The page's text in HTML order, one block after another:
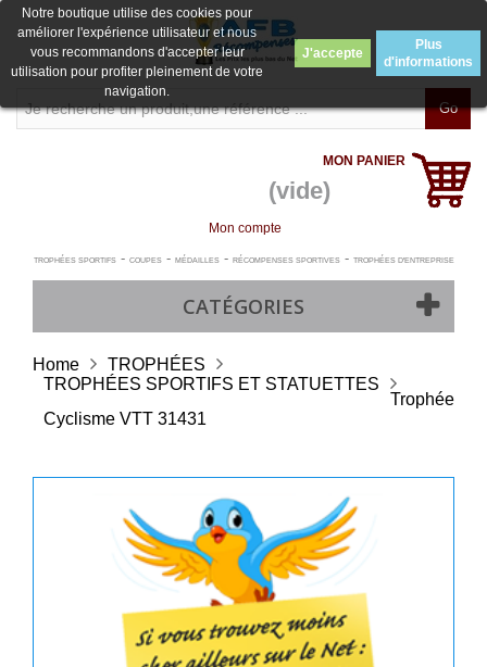
Go
MON PANIER
(vide)
Mon compte
TROPHÉES SPORTIFS- COUPES- MÉDAILLES- RÉCOMPENSES SPORTIVES- TROPHÉES D'ENTREPRISE
CATÉGORIES
Notre boutique utilise des cookies pour
améliorer l'expérience utilisateur et nous
vous recommandons d'accepter leur
utilisation pour profiter pleinement de votre
navigation.
J'accepte
Plus
d'informations
Home
TROPHÉES
TROPHÉES SPORTIFS ET STATUETTES
Trophée
Cyclisme VTT 31431